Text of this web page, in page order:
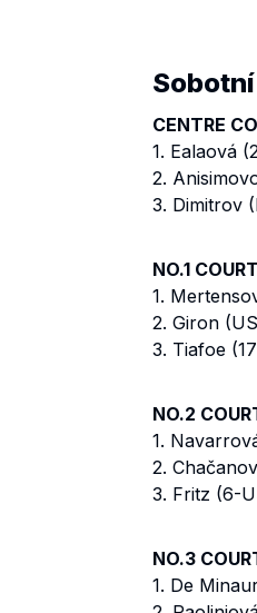
CENTRE
1. Ealaová
2.
3. Dimitrov
NO.1
1.
2. Giron
3. Tiafoe
NO.2
1.
2.
3. Fritz (6-
NO.3
1. De